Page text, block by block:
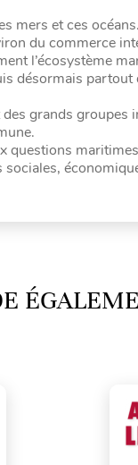
mers et ces
du commerce
l’écosystème
désormais partout
grands